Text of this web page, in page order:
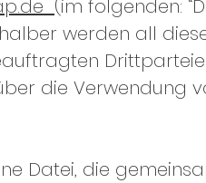
(im folgenden:
werden all
die Verwendung
Datei, die